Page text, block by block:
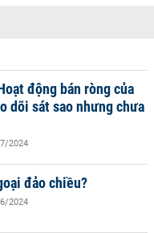
động bán ròng của
dõi sát sao nhưng chưa
2024
đảo chiều?
2024